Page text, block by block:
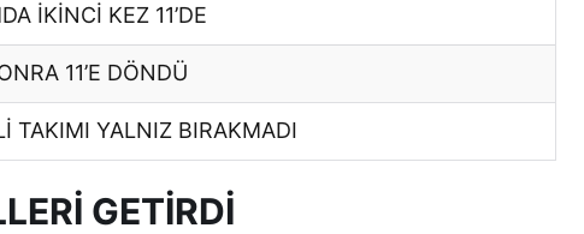
İKİNCİ KEZ 11’DE
11’E DÖNDÜ
TAKIMI YALNIZ BIRAKMADI
GETİRDİ